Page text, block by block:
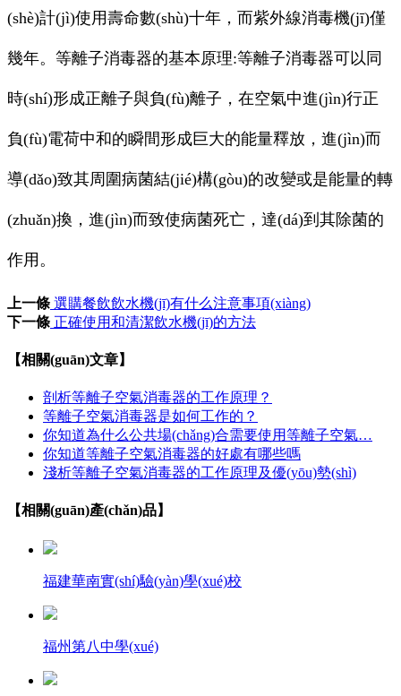
(shè)計(jì)使用壽命數(shù)十年，而紫外線消毒機(jī)僅
幾年。等離子消毒器的基本原理:等離子消毒器可以同
時(shí)形成正離子與負(fù)離子，在空氣中進(jìn)行正
負(fù)電荷中和的瞬間形成巨大的能量釋放，進(jìn)而
導(dǎo)致其周圍病菌結(jié)構(gòu)的改變或是能量的轉
(zhuǎn)換，進(jìn)而致使病菌死亡，達(dá)到其除菌的
作用。
上一條 選購餐飲飲水機(jī)有什么注意事項(xiàng)
下一條 正確使用和清潔飲水機(jī)的方法
【相關(guān)文章】
剖析等離子空氣消毒器的工作原理？
等離子空氣消毒器是如何工作的？
你知道為什么公共場(chǎng)合需要使用等離子空氣…
你知道等離子空氣消毒器的好處有哪些嗎
淺析等離子空氣消毒器的工作原理及優(yōu)勢(shì)
【相關(guān)產(chǎn)品】
福建華南實(shí)驗(yàn)學(xué)校
福州第八中學(xué)